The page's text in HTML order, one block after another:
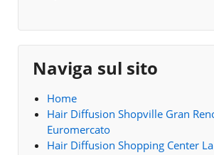
Naviga sul sito
Home
Hair Diffusion Shopville Gran
Euromercato
Hair Diffusion Shopping Center